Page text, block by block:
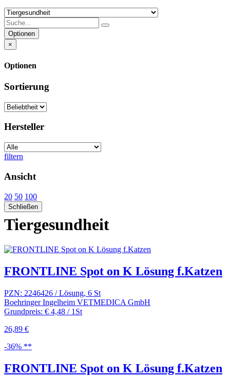
Optionen
×
Optionen
Sortierung
Hersteller
filtern
Ansicht
20 50 100
Schließen
Tiergesundheit
FRONTLINE Spot on K Lösung f.Katzen
PZN: 2246426 / Lösung, 6 St
Boehringer Ingelheim VETMEDICA GmbH
Grundpreis: € 4,48 / 1St
26,89 €
-36% **
FRONTLINE Spot on K Lösung f.Katzen